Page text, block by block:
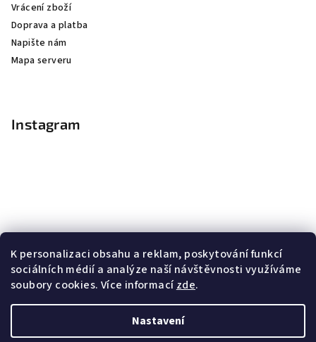
K personalizaci obsahu a reklam, poskytování funkcí
sociálních médií a analýze naší návštěvnosti využíváme
soubory cookies. Více informacízde.
Nastavení
Vrácení zboží
Doprava a platba
Napište nám
Mapa serveru
Instagram
Sledovat na Instagramu